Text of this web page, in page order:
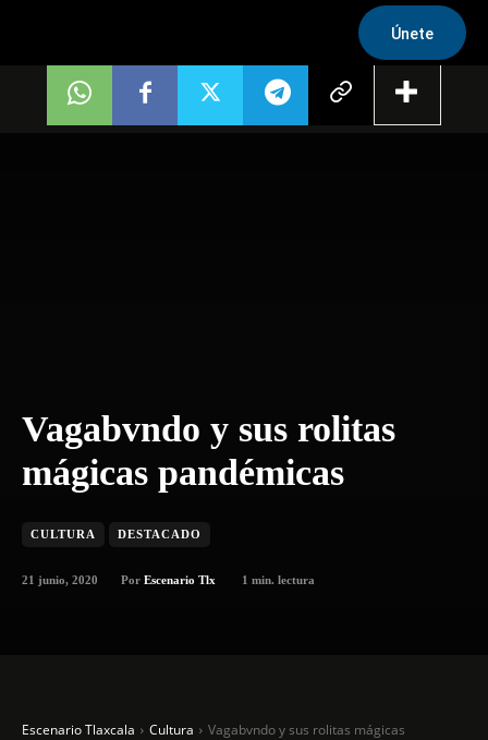
Únete
Vagabvndo y sus rolitas
mágicas pandémicas
CULTURA DESTACADO
21 junio, 2020 Por Escenario Tlx 1 min. lectura
Escenario Tlaxcala Cultura
Vagabvndo y sus rolitas mágicas